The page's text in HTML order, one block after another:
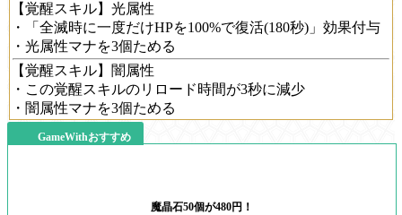
【覚醒スキル】光属性
・「全滅時に一度だけHPを100%で復活(180秒)」効果付与
・光属性マナを3個ためる
【覚醒スキル】闇属性
・この覚醒スキルのリロード時間が3秒に減少
・闇属性マナを3個ためる
GameWithおすすめ
魔晶石50個が480円！